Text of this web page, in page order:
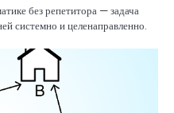
без репетитора — задача
системно и целенаправленно.